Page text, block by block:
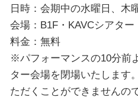
日時：会期中の水曜日、木
会場：B1F・KAVCシアター
料金：無料
※パフォーマンスの10分前
ター会場を閉場いたします
ただくことができませんの